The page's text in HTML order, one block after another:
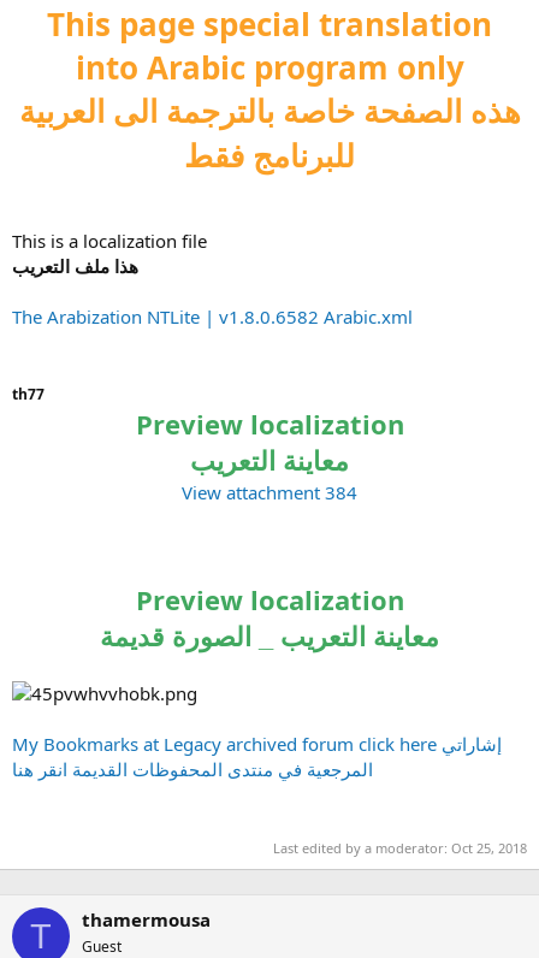
This page special translation
into Arabic program only
هذه الصفحة خاصة بالترجمة الى العربية
للبرنامج فقط
This is a localization file
هذا ملف التعريب
The Arabization NTLite | v1.8.0.6582 Arabic.xml
th77
Preview localization
معاينة التعريب
View attachment 384
Preview localization
معاينة التعريب _ الصورة قديمة
My Bookmarks at Legacy archived forum click here إشاراتي
المرجعية في منتدى المحفوظات القديمة انقر هنا
Last edited by a moderator: Oct 25, 2018
T thamermousa
Guest